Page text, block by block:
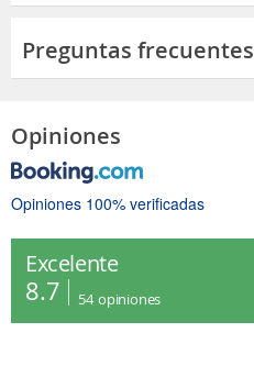
Preguntas frecuentes
Opiniones
Opiniones 100% verificadas
Excelente
8.7 54 opiniones